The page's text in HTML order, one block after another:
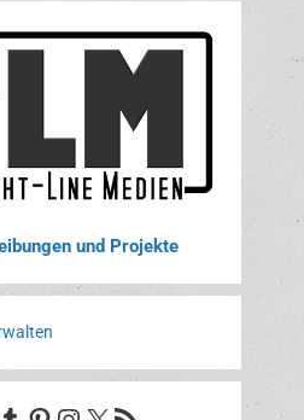
und Projekte